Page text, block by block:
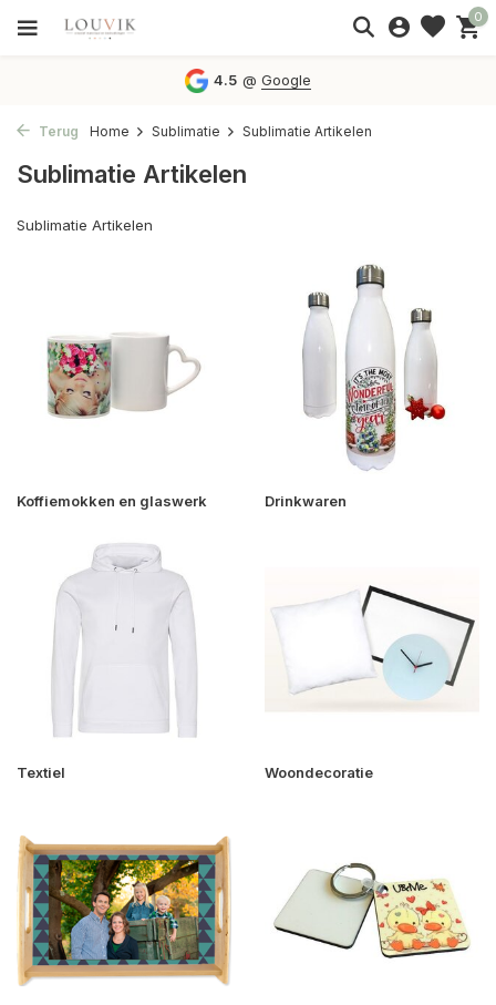
0
4.5 @Google
Terug Home Sublimatie Sublimatie Artikelen
Sublimatie Artikelen
Sublimatie Artikelen
Koffiemokken en glaswerk Drinkwaren
Textiel Woondecoratie